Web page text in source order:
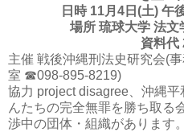
日時 11月4日(土) 午
場所 琉球大学 法文
資料代
主催 戦後沖縄刑法史研究会(
室 ☎098-895-8219)
協力 project disagree、沖縄
んたちの完全無罪を勝ち取る
渉中の団体・組織があります。